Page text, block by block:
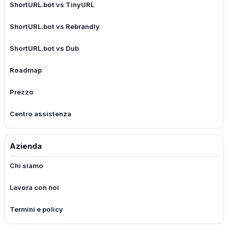
ShortURL.bot vs TinyURL
ShortURL.bot vs Rebrandly
ShortURL.bot vs Dub
Roadmap
Prezzo
Centro assistenza
Azienda
Chi siamo
Lavora con noi
Termini e policy